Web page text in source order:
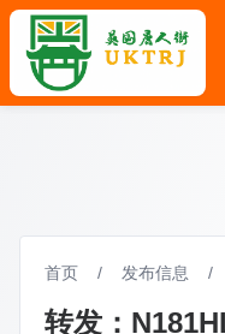
首页 / 发布信息 /
转发：